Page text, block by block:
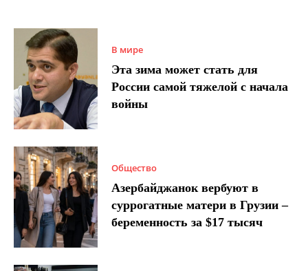
В мире
Эта зима может стать для
России самой тяжелой с начала
войны
Общество
Азербайджанок вербуют в
суррогатные матери в Грузии –
беременность за $17 тысяч